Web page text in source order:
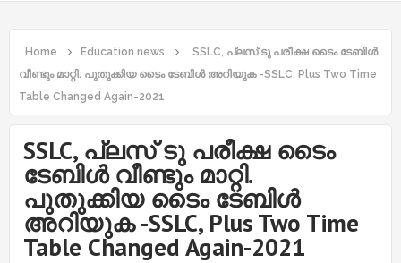
Home Education news
SSLC, പ്ലസ് ടു പരീക്ഷ ടൈം ടേബിൾ
വീണ്ടും മാറ്റി. പുതുക്കിയ ടൈം ടേബിൾ അറിയുക -SSLC, Plus Two Time
Table Changed Again-2021
SSLC, പ്ലസ് ടു പരീക്ഷ ടൈം
ടേബിൾ വീണ്ടും മാറ്റി.
പുതുക്കിയ ടൈം ടേബിൾ
അറിയുക -SSLC, Plus Two Time
Table Changed Again-2021